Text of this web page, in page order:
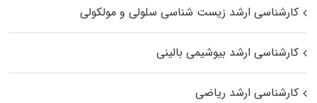
کارشناسی ارشد زیست شناسی سلولی و مولکولی
کارشناسی ارشد بیوشیمی بالینی
کارشناسی ارشد ریاضی